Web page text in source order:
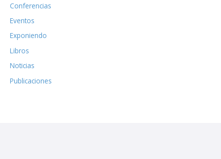
Conferencias
Eventos
Exponiendo
Libros
Noticias
Publicaciones